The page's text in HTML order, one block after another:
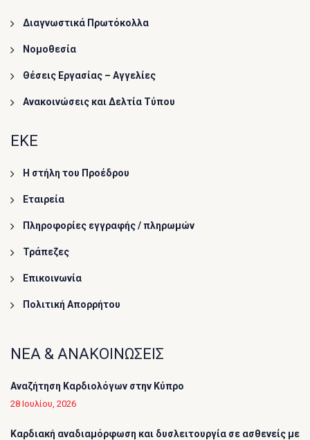
Διαγνωστικά Πρωτόκολλα
Νομοθεσία
Θέσεις Εργασίας – Αγγελίες
Ανακοινώσεις και Δελτία Τύπου
ΕΚΕ
Η στήλη του Προέδρου
Εταιρεία
Πληροφορίες εγγραφής / πληρωμών
Τράπεζες
Επικοινωνία
Πολιτική Απορρήτου
ΝΕΑ & ΑΝΑΚΟΙΝΩΣΕΙΣ
Αναζήτηση Καρδιολόγων στην Κύπρο
28 Ιουλίου, 2026
Καρδιακή αναδιαμόρφωση και δυσλειτουργία σε ασθενείς με